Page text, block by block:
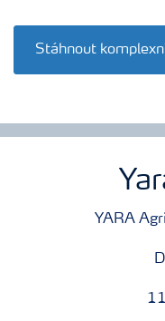
Kontakty
Stáhnout
YARA